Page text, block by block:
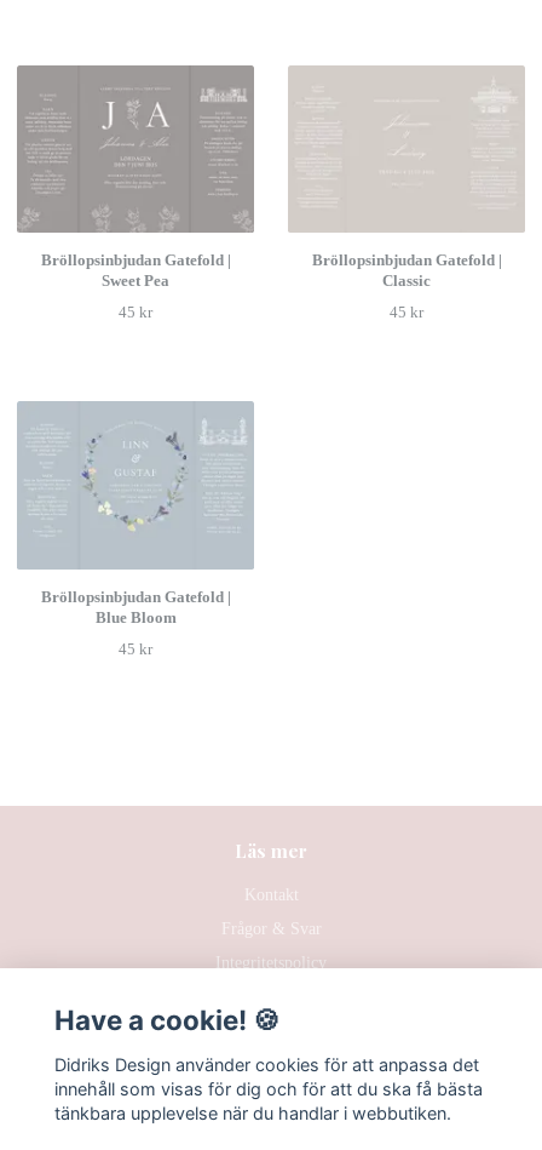
Bröllopsinbjudan Gatefold |
Sweet Pea
45 kr
Bröllopsinbjudan Gatefold |
Classic
45 kr
Bröllopsinbjudan Gatefold |
Blue Bloom
45 kr
Läs mer
Kontakt
Frågor & Svar
Integritetspolicy
Köpvillkor
Have a cookie! 🍪
Didriks Design använder cookies för att anpassa det
innehåll som visas för dig och för att du ska få bästa
tänkbara upplevelse när du handlar i webbutiken.